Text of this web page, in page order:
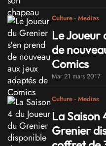
Culture - Medias
Le Joueur
de
Comics
Mar 21 mars 2017
Culture - Medias
La Saison
Grenier